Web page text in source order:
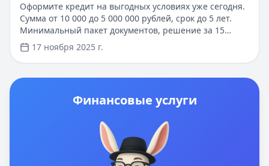
Оформите кредит на выгодных условиях уже сегодня.
Сумма от 10 000 до 5 000 000 рублей, срок до 5 лет.
Минимальный пакет документов, решение за 15
минут. Онлайн-оформление через Госуслуги без
посещения офиса. Специальные условия для новых
клиентов: сниженная процентная ставка и
увеличенный срок погашения. Быстрое рассмотрение
17 ноября 2025 г.
Финансовые услуги